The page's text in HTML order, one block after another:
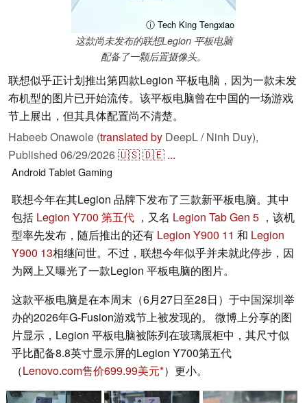
ⓘ Tech King Tengxiao
这款尚未发布的联想Legion 平板电脑
配备了一颗后置摄像头。
联想似乎正计划推出第四款Legion 平板电脑，因为一款未发
布机型的图片已开始流传。该平板电脑曾在中国的一场游戏
节上展出，但其具体配置尚不清楚。
Habeeb Onawole (translated by DeepL / Ninh Duy),
Published 06/29/2026🇺🇸🇩🇪 ...
AndroidTabletGaming
联想今年在其Legion 品牌下发布了三款新平板电脑。其中
包括 Legion Y700 第五代 ，又名 Legion Tab Gen 5 ，该机
型率先发布，随后推出的还有 Legion Y900 11 和 Legion
Y900 13相继问世。不过，联想今年似乎并未就此停步，因
为网上又曝光了一款Legion 平板电脑的图片。
这款平板电脑是在本周末（6月27日至28日）于中国深圳举
办的2026年G-Fusion游戏节上被发现的。 微博上分享的图
片显示，Legion 平板电脑被陈列在玻璃展柜中，其尺寸似
乎比配备8.8英寸显示屏的Legion Y700第五代
（Lenovo.com售价699.99美元 ）更小。